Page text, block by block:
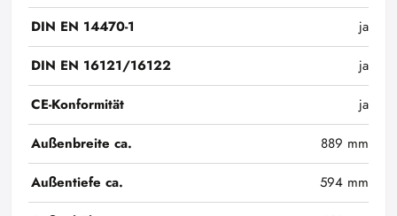
DIN EN 14470-1
ja
DIN EN 16121/16122
ja
CE-Konformität
ja
Außenbreite ca.
889 mm
Außentiefe ca.
594 mm